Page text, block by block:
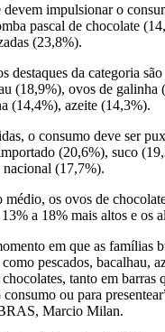
devem impulsionar o
pascal de chocolate
(23,8%).
destaques da categoria
(18,9%), ovos de galinha
(14,4%), azeite (14,3%).
o consumo deve ser
(20,6%), suco
(17,7%).
médio, os ovos de
a 18% mais altos e os
em que as famílias
pescados, bacalhau,
tanto em barras
ou para
Marcio Milan.